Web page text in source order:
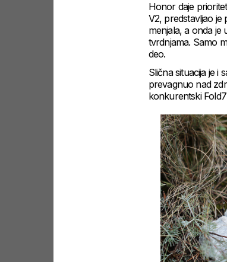
Honor daje
V2, predstavljao je
menjala, a onda je
tvrdnjama. Samo
deo.
Slična situacija je i
prevagnuo nad
konkurentski